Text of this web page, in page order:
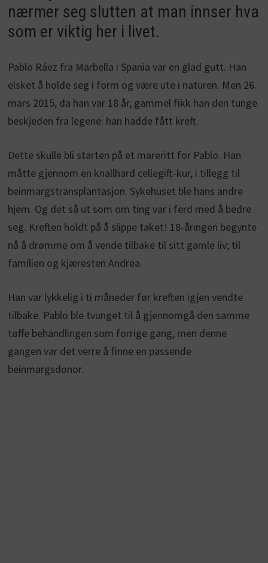
nærmer seg slutten at man innser hva
som er viktig her i livet.
Pablo Ráez fra Marbella i Spania var en glad gutt. Han
elsket å holde seg i form og være ute i naturen. Men 26.
mars 2015, da han var 18 år, gammel fikk han den tunge
beskjeden fra legene: han hadde fått kreft.
Dette skulle bli starten på et mareritt for Pablo. Han
måtte gjennom en knallhard cellegift-kur, i tillegg til
beinmargstransplantasjon. Sykehuset ble hans andre
hjem. Og det så ut som om ting var i ferd med å bedre
seg. Kreften holdt på å slippe taket! 18-åringen begynte
nå å drømme om å vende tilbake til sitt gamle liv; til
familien og kjæresten Andrea.
Han var lykkelig i ti måneder før kreften igjen vendte
tilbake. Pablo ble tvunget til å gjennomgå den samme
tøffe behandlingen som forrige gang, men denne
gangen var det verre å finne en passende
beinmargsdonor.